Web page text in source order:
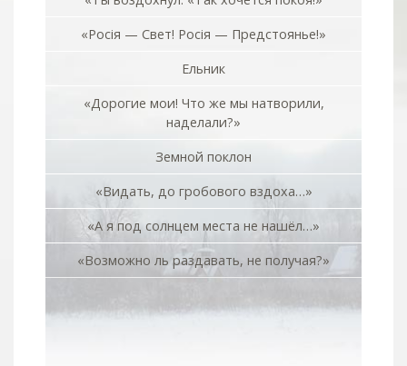
«Росiя — Свет! Росiя — Предстоянье!»
Ельник
«Дорогие мои! Что же мы натворили,
наделали?»
Земной поклон
«Видать, до гробового вздоха…»
«А я под солнцем места не нашёл…»
«Возможно ль раздавать, не получая?»